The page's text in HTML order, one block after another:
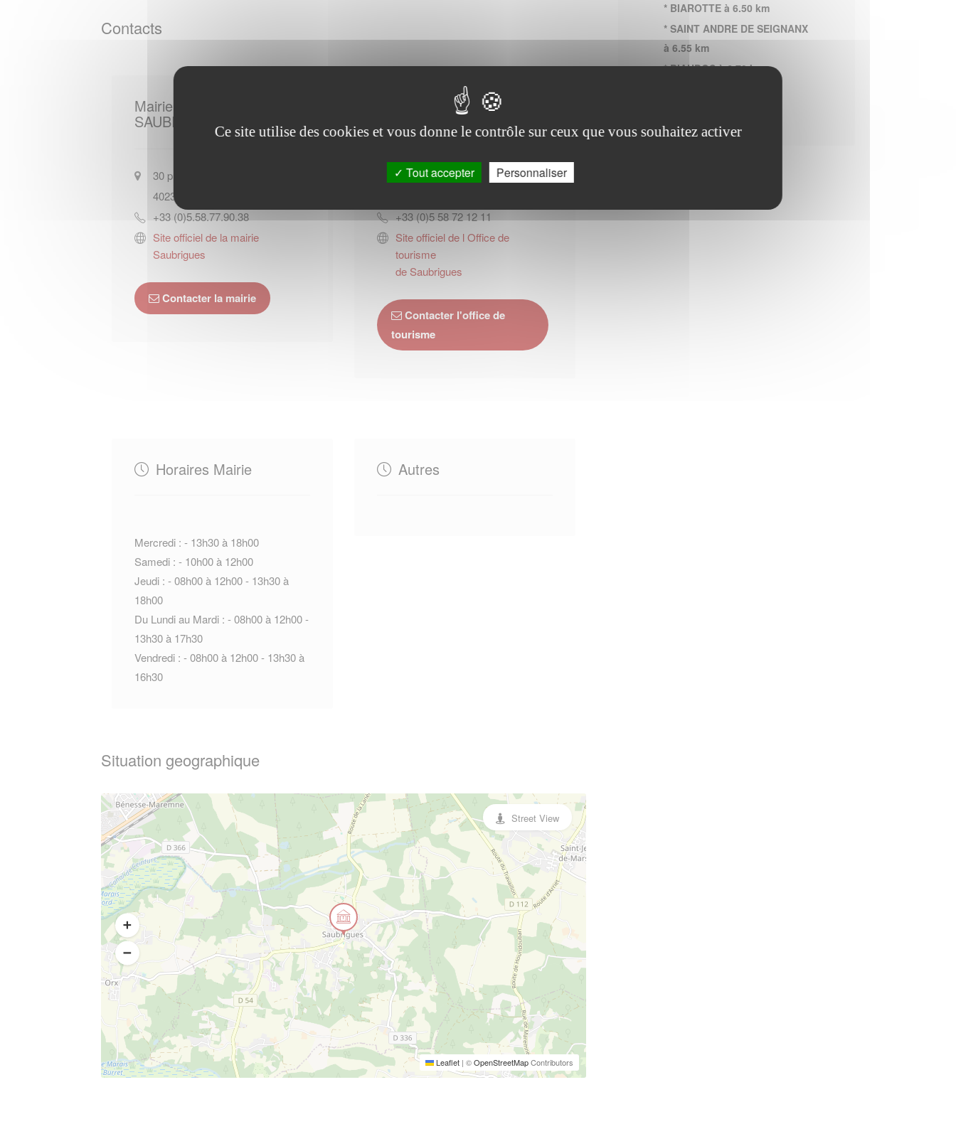
Contacts
Mairie de
SAUBRIGUES
30 place de la Mairie
40230
+33 (0)5.58.77.90.38
Site officiel de la mairie
Saubrigues
Contacter la mairie
Office de tourisme de
Saubrigues
Avenue Georges Pompidou
+33 (0)5 58 72 12 11
Site officiel de l Office de
tourisme
de Saubrigues
Contacter l'office de
tourisme
Horaires Mairie
Mercredi : - 13h30 à 18h00
Samedi : - 10h00 à 12h00
Jeudi : - 08h00 à 12h00 - 13h30 à
18h00
Du Lundi au Mardi : - 08h00 à 12h00 -
13h30 à 17h30
Vendredi : - 08h00 à 12h00 - 13h30 à
16h30
Autres
Situation geographique
Leaflet | ©OpenStreetMapContributors
Street View
* BIAROTTE à 6.50 km
* SAINT ANDRE DE SEIGNANX
à 6.55 km
* BIAUDOS à 6.70 km
Ce site utilise des cookies et vous donne le contrôle sur ceux que vous souhaitez activer
Tout accepter Personnaliser